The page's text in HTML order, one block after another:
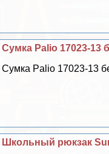
Сумка Palio 17023-13
Сумка Palio 17023-13
Школьный рюкзак